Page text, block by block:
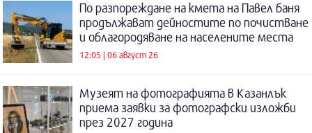
По разпореждане на кмета на Павел баня
продължават дейностите по почистване
и облагородяване на населените места
12:05 | 06 август 26
Музеят на фотографията в Казанлък
приема заявки за фотографски изложби
през 2027 година